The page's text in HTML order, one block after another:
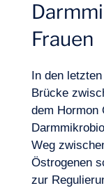
Frauen
In den
Brücke
dem Hormon
Weg
Östrogenen
zur